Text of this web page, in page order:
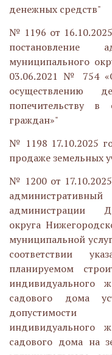
денежных средств"
№ 1196 от
постановление
муниципального
03.06.2021 № 754
осуществлению
попечительству в
граждан»"
№ 1198 17.10.2025
продаже земельных
№ 1200 от
администрации
округа
муниципальной
соответствии
планируемом
индивидуального
садового дома
индивидуального
садового дома на